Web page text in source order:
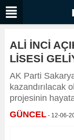
ALİ İNCİ
LİSESİ
AK Parti
kazandırılacak
projesinin
GÜNCEL - 12-06-